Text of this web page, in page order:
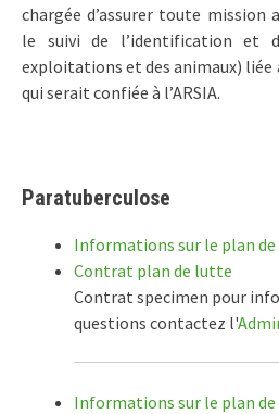
chargée d’assurer toute mission
le suivi de l’identification et
exploitations et des animaux) liée
qui serait confiée à l’ARSIA.
Paratuberculose
Informations sur le plan de
Contrat plan de lutte
Contrat specimen pour
questions contactez l'
Informations sur le plan de